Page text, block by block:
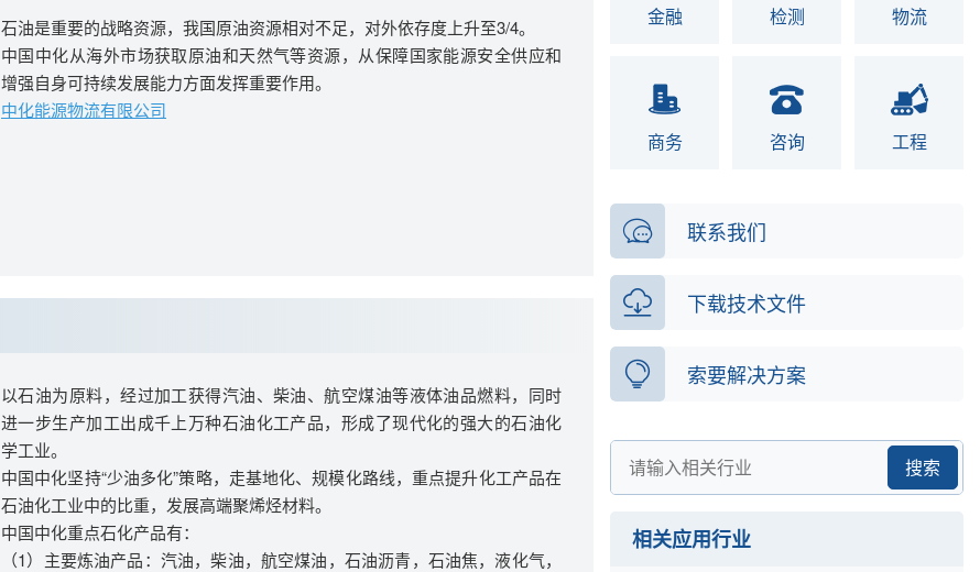
石油是重要的战略资源，我国原油资源相对不足，对外依存度上升至3/4。
中国中化从海外市场获取原油和天然气等资源，从保障国家能源安全供应和
增强自身可持续发展能力方面发挥重要作用。
中化能源物流有限公司
以石油为原料，经过加工获得汽油、柴油、航空煤油等液体油品燃料，同时
进一步生产加工出成千上万种石油化工产品，形成了现代化的强大的石油化
学工业。
中国中化坚持“少油多化”策略，走基地化、规模化路线，重点提升化工产品在
石油化工业中的比重，发展高端聚烯烃材料。
中国中化重点石化产品有：
（1）主要炼油产品：汽油，柴油，航空煤油，石油沥青，石油焦，液化气，
金融 检测 物流
商务 咨询 工程
联系我们
下载技术文件
索要解决方案
搜索
相关应用行业